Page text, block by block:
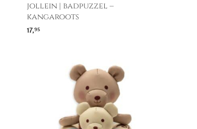
jollein | badpuzzel –
kangaroots
17,95